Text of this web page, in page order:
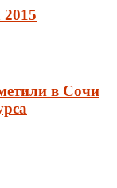
2015
в Сочи